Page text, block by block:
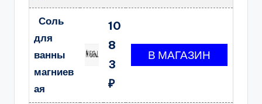
Соль
для
ванны
магниев
ая
10
8
3
₽